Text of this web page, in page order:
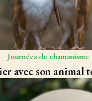
Journées de chamanisme
avec son animal